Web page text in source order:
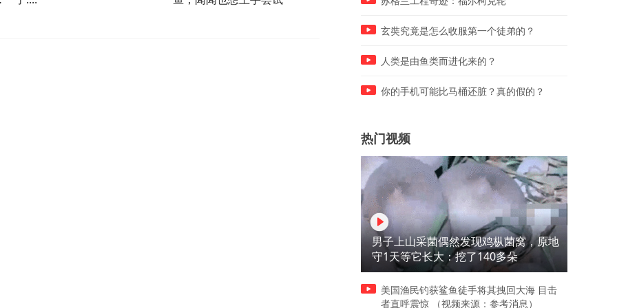
玄奘究竟是怎么收服第一个徒弟的？
人类是由鱼类而进化来的？
你的手机可能比马桶还脏？真的假的？
热门视频
男子上山采菌偶然发现鸡枞菌窝，原地
守1天等它长大：挖了140多朵
美国渔民钓获鲨鱼徒手将其拽回大海 目击
者直呼震惊 （视频来源：参考消息）